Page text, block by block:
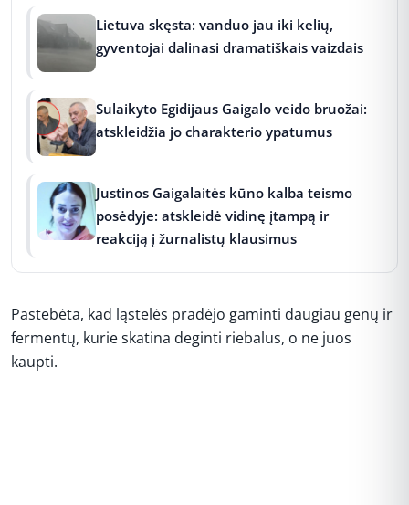
Lietuva skęsta: vanduo jau iki kelių,
gyventojai dalinasi dramatiškais vaizdais
Sulaikyto Egidijaus Gaigalo veido bruožai:
atskleidžia jo charakterio ypatumus
Justinos Gaigalaitės kūno kalba teismo
posėdyje: atskleidė vidinę įtampą ir
reakciją į žurnalistų klausimus
Pastebėta, kad ląstelės pradėjo gaminti daugiau genų ir
fermentų, kurie skatina deginti riebalus, o ne juos
kaupti.